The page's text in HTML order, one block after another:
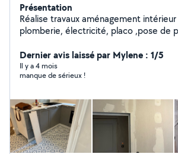
Présentation
Réalise travaux aménagement
plomberie, électricité, placo ,pose de
renseignements me contacter
Dernier avis laissé par Mylene : 1/5
Il y a 4 mois
manque de sérieux !